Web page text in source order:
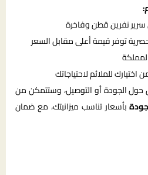
نفرين قطن وفاخرة
توفر قيمة أعلى مقابل السعر
للملائم لاحتياجاتك
حول الجودة أو التوصيل، وستتمكن من
بأسعار تناسب ميزانيتك، مع ضمان